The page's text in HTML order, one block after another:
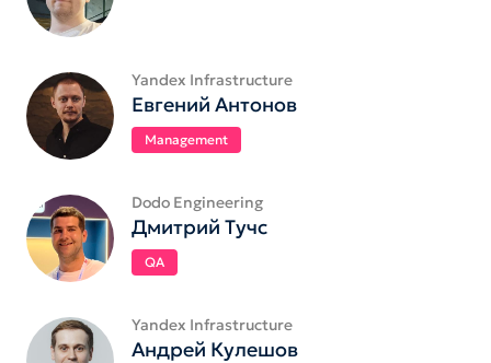
Yandex Infrastructure
Евгений Антонов
Management
Dodo Engineering
Дмитрий Тучс
QA
Yandex Infrastructure
Андрей Кулешов